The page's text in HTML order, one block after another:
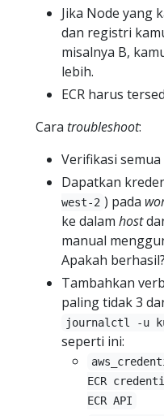
Jika Node yang
dan registri
misalnya B,
lebih.
ECR harus
Cara troubleshoot:
Verifikasi
Dapatkan
west-2 ) pada
ke dalam host
manual
Apakah berhasil?
Tambahkan
paling tidak 3
journalctl -u
seperti ini:
ECR
ECR API